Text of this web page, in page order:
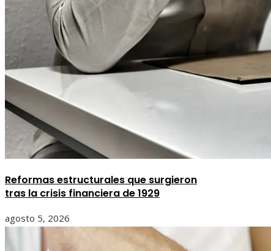
Reformas estructurales que surgieron
tras la crisis financiera de 1929
agosto 5, 2026